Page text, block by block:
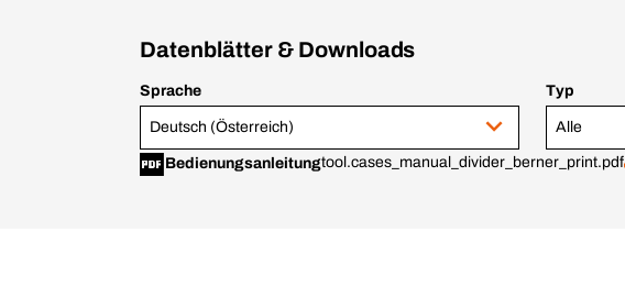
Datenblätter & Downloads
Sprache
Deutsch (Österreich)
Typ
Alle
Bedienungsanleitungtool.cases_manual_divider_berner_print.pdf